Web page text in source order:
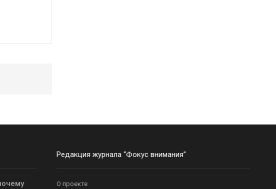
Редакция журнала “Фокус внимания”
О проекте